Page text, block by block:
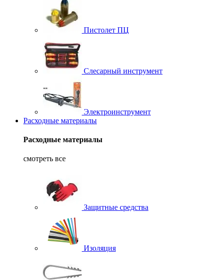
Пистолет ПЦ
Слесарный инструмент
Электроинструмент
Расходные материалы
Расходные материалы
смотреть все
Защитные средства
Изоляция